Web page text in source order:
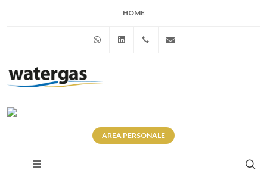
HOME
WhatsAppLinkedin+39 345 281 0246
AREA PERSONALE